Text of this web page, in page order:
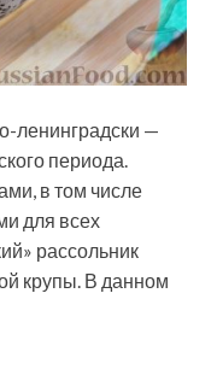
ленинградски —
периода.
в том числе
для всех
рассольник
крупы. В данном